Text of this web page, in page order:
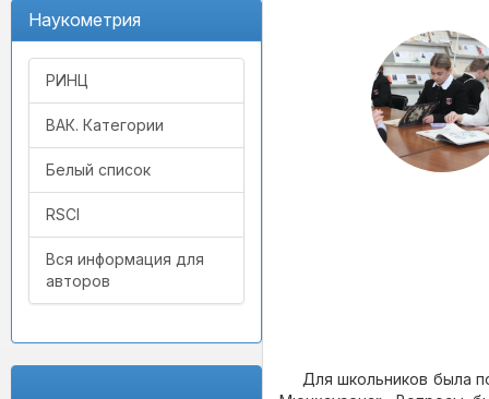
Наукометрия
РИНЦ
ВАК. Категории
Белый список
RSCI
Вся информация для
авторов
Для школьников была